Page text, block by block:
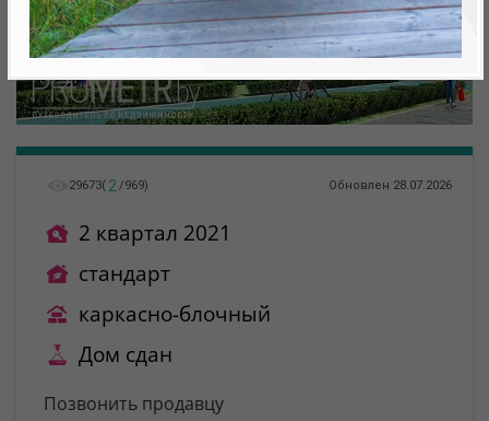
29673( 2 /969) Обновлен 28.07.2026
2 квартал 2021
стандарт
каркасно-блочный
Дом сдан
Позвонить продавцу